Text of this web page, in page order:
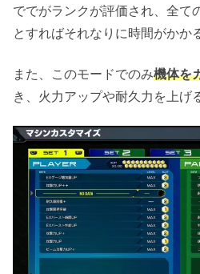
ででがランクが評価され、全て
とすればそれなりに時間がかか
また、このモードでのみ機体を
き、火力アップや耐久力を上げ